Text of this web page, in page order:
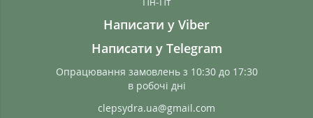
Написати у Viber
Написати у Telegram
Опрацювання замовлень з 10:30 до 17:30
в робочі дні
clepsydra.ua@gmail.com